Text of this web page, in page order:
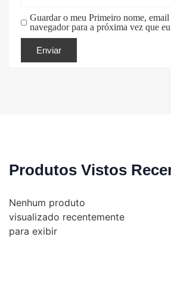
Guardar o meu Primeiro nome, email
navegador para a próxima vez que
Produtos Vistos
Nenhum produto
visualizado recentemente
para exibir